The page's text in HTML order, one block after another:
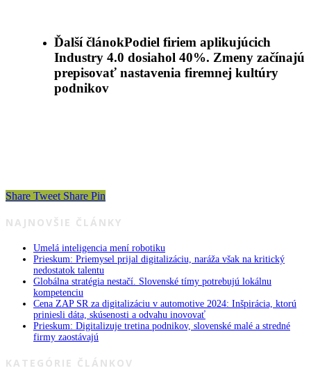
Ďalší článokPodiel firiem aplikujúcich
Industry 4.0 dosiahol 40%. Zmeny začínajú
prepisovať nastavenia firemnej kultúry
podnikov
Share Tweet Share Pin
NAJNOVŠIE ČLÁNKY
Umelá inteligencia mení robotiku
Prieskum: Priemysel prijal digitalizáciu, naráža však na kritický
nedostatok talentu
Globálna stratégia nestačí. Slovenské tímy potrebujú lokálnu
kompetenciu
Cena ZAP SR za digitalizáciu v automotive 2024: Inšpirácia, ktorú
priniesli dáta, skúsenosti a odvahu inovovať
Prieskum: Digitalizuje tretina podnikov, slovenské malé a stredné
firmy zaostávajú
KATEGÓRIE ČLÁNKOV